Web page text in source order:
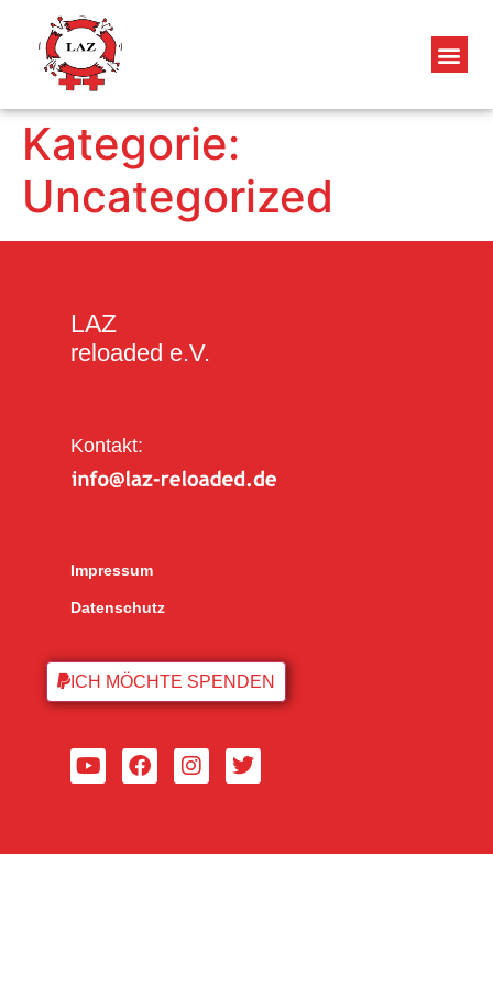
Kategorie:
Uncategorized
LAZ
reloaded e.V.
Kontakt:
Impressum
Datenschutz
ICH MÖCHTE SPENDEN